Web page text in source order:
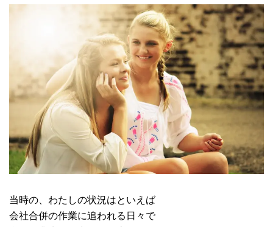
当時の、わたしの状況はといえば
会社合併の作業に追われる日々で